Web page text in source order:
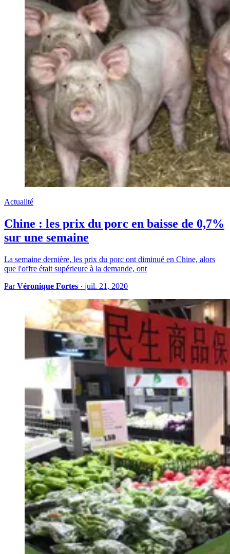
Actualité
Chine : les prix du porc en baisse de 0,7%
sur une semaine
La semaine dernière, les prix du porc ont diminué en Chine, alors
que l'offre était supérieure à la demande, ont
ParVéronique Fortes · juil. 21, 2020